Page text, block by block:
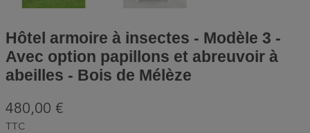
Hôtel armoire à insectes - Modèle 3 -
Avec option papillons et abreuvoir à
abeilles - Bois de Mélèze
480,00 €
TTC